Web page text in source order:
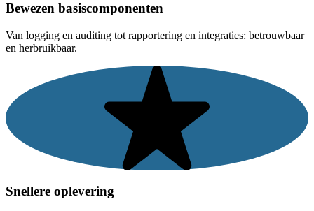
Bewezen basiscomponenten
Van logging en auditing tot rapportering en integraties: betrouwbaar
en herbruikbaar.
Snellere oplevering